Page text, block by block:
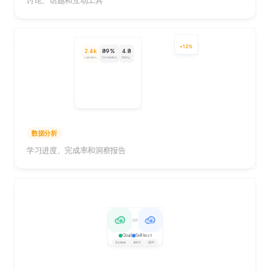
2.4k
Learners
89%
Completion
4.8
Rating
+12%
数据分析
学习进度、完成率和洞察报告
or
Cloud Self-host
Docker AWS GCP